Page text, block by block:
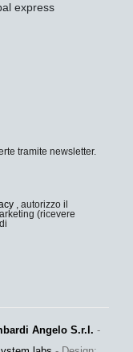
express
tramite newsletter.
, autorizzo il
(ricevere
Angelo S.r.l. -